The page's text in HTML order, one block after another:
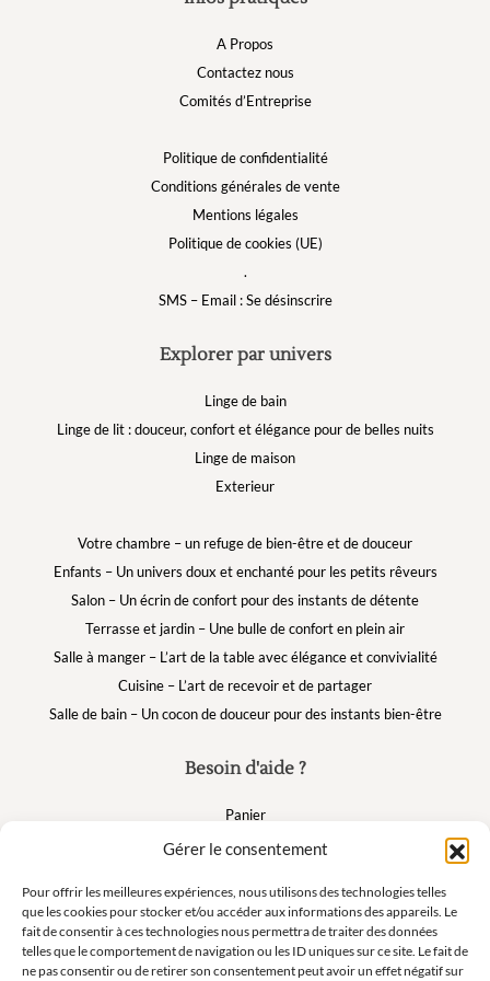
Gérer le consentement
Pour offrir les meilleures expériences, nous utilisons des technologies telles
que les cookies pour stocker et/ou accéder aux informations des appareils. Le
fait de consentir à ces technologies nous permettra de traiter des données
telles que le comportement de navigation ou les ID uniques sur ce site. Le fait de
ne pas consentir ou de retirer son consentement peut avoir un effet négatif sur
Besoin d'aide ?
Panier
FAQ
Suivez nous
A Propos
Contactez nous
Comités d’Entreprise
Politique de confidentialité
Conditions générales de vente
Mentions légales
Politique de cookies (UE)
.
SMS – Email : Se désinscrire
Explorer par univers
Linge de bain
Linge de lit : douceur, confort et élégance pour de belles nuits
Linge de maison
Exterieur
Votre chambre – un refuge de bien-être et de douceur
Enfants – Un univers doux et enchanté pour les petits rêveurs
Salon – Un écrin de confort pour des instants de détente
Terrasse et jardin – Une bulle de confort en plein air
Salle à manger – L’art de la table avec élégance et convivialité
Cuisine – L’art de recevoir et de partager
Salle de bain – Un cocon de douceur pour des instants bien-être